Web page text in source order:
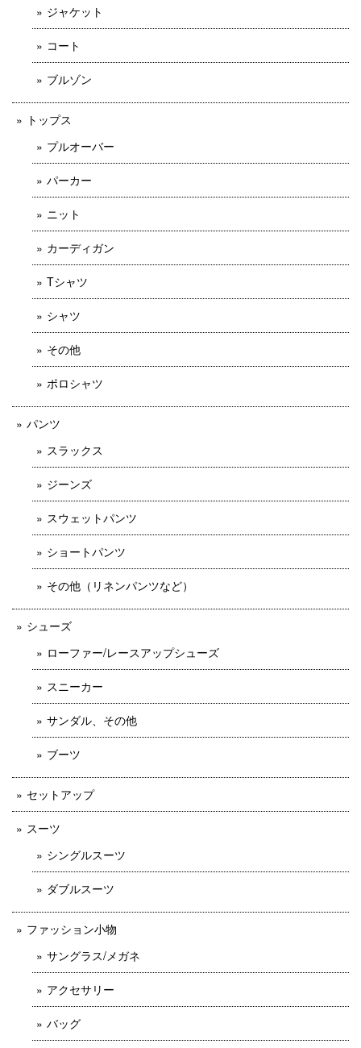
ジャケット
コート
ブルゾン
トップス
プルオーバー
パーカー
ニット
カーディガン
Tシャツ
シャツ
その他
ポロシャツ
パンツ
スラックス
ジーンズ
スウェットパンツ
ショートパンツ
その他（リネンパンツなど）
シューズ
ローファー/レースアップシューズ
スニーカー
サンダル、その他
ブーツ
セットアップ
スーツ
シングルスーツ
ダブルスーツ
ファッション小物
サングラス/メガネ
アクセサリー
バッグ